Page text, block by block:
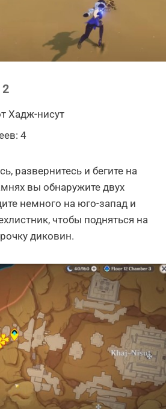
Хадж-нисут
4
развернитесь и бегите на
вы обнаружите двух
немного на юго-запад и
чтобы подняться на
диковин.